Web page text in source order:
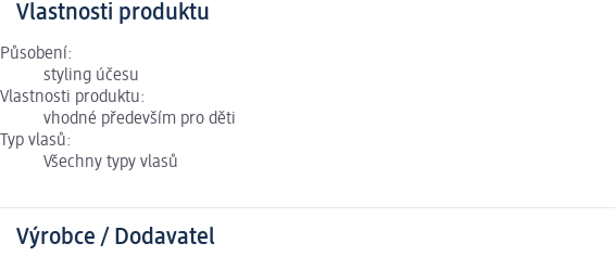
Vlastnosti produktu
Působení:
styling účesu
Vlastnosti produktu:
vhodné především pro děti
Typ vlasů:
Všechny typy vlasů
Výrobce / Dodavatel